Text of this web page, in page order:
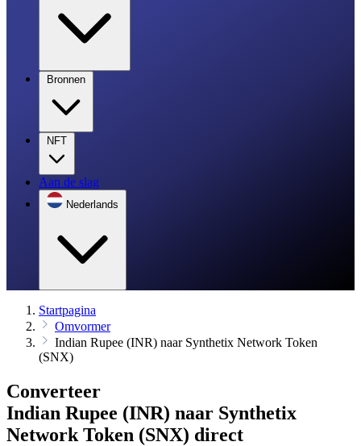
Bronnen
NFT
Aan de slag
Nederlands
Startpagina
Omvormer
Indian Rupee (INR) naar Synthetix Network Token
(SNX)
Converteer
Indian Rupee (INR) naar Synthetix
Network Token (SNX) direct